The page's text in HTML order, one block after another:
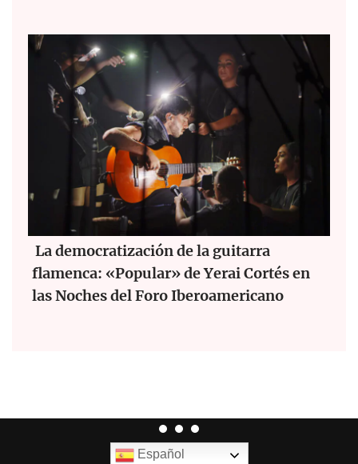
La democratización de la guitarra
flamenca: «Popular» de Yerai Cortés en
las Noches del Foro Iberoamericano
Español